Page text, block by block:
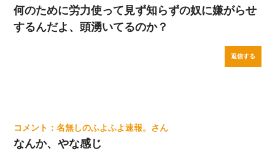
何のために労力使って見ず知らずの奴に嫌がらせ
するんだよ、頭湧いてるのか？
返信する
名無しのふよふよ速報。
なんか、やな感じ